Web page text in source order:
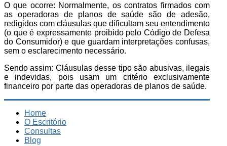
O que ocorre: Normalmente, os contratos firmados com
as operadoras de planos de saúde são de adesão,
redigidos com cláusulas que dificultam seu entendimento
(o que é expressamente proibido pelo Código de Defesa
do Consumidor) e que guardam interpretações confusas,
sem o esclarecimento necessário.
Sendo assim: Cláusulas desse tipo são abusivas, ilegais
e indevidas, pois usam um critério exclusivamente
financeiro por parte das operadoras de planos de saúde.
Home
O Escritório
Consultas
Blog